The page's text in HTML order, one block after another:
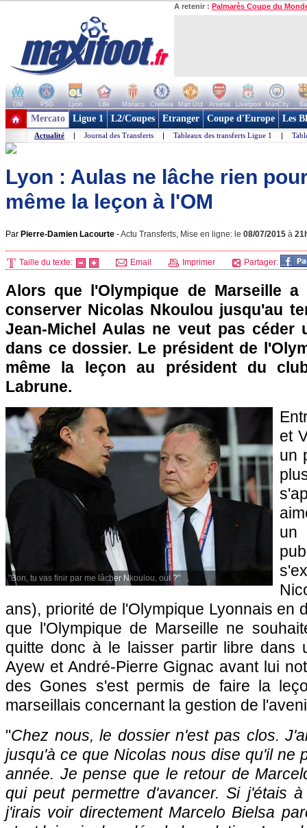
A retenir : Palmarès Coupe du
OM PSG Lyon Lille Monaco Chelsea Man Utd Arsenal Liverpool ManCity
+ de clubs
Mercato Ligue 1 L2/Coupes Etranger Coupe d'Europe Les
Actualité | Journal des Transferts | Tableaux des transferts Ligue 1 |
Lyon : Aulas ne lâche rien
même la leçon à l'OM
Par Pierre-Damien Lacourte -Actu Transferts, Mise en ligne: le 08/07/2015 à
Taille du texte: Email Imprimer Partager:
Alors que l'Olympique de Marseille
conserver Nicolas Nkoulou jusqu'au
Jean-Michel Aulas ne veut pas céder
dans ce dossier. Le président de
même la leçon au président du
Labrune.
"Bon, tu vas finir par me lâcher Nkoulou, oui ?"
et
un
un
ans), priorité de l'Olympique Lyonnais en
que l'Olympique de Marseille ne
quitte donc à le laisser partir libre dans
Ayew et André-Pierre Gignac avant lui
des Gones s'est permis de faire la
marseillais concernant la gestion de
"Chez nous, le dossier n'est pas clos.
jusqu'à ce que Nicolas nous dise qu'il ne
année. Je pense que le retour de
qui peut permettre d'avancer. Si j'étais
j'irais voir directement Marcelo Bielsa